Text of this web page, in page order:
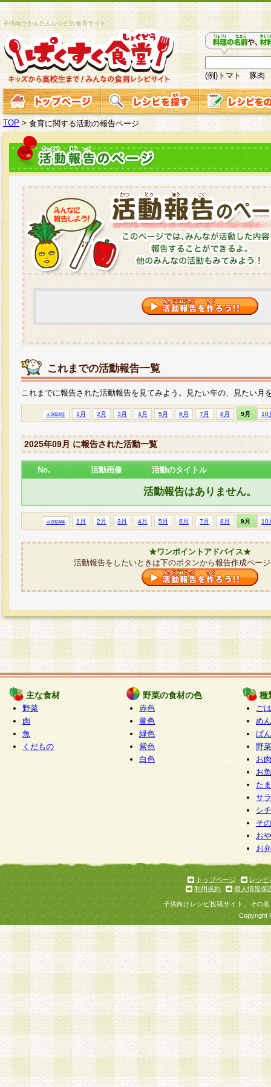
子供向けかんたんレシピの食育サイト
(例)トマト 豚肉
TOP >食育に関する活動の報告ページ
これまでの活動報告一覧
これまでに報告された活動報告を見てみよう。見たい年の、見たい月
≪2024年 1月 2月 3月 4月 5月 6月 7月 8月 9月 10
2025年09月 に報告された活動一覧
No. 活動画像 活動のタイトル
活動報告はありません。
≪2024年 1月 2月 3月 4月 5月 6月 7月 8月 9月 10
★ワンポイントアドバイス★
活動報告をしたいときは下のボタンから報告作成ペー
主な食材
野菜
肉
魚
くだもの
野菜の食材の色
赤色
黄色
緑色
紫色
白色
種
ご
めん
ぱん
野
お
お
た
サ
シ
そ
お
お
トップページ
レシピ
利用規約
個人情報保
子供向けレシピ投稿サイト、その
Copyright